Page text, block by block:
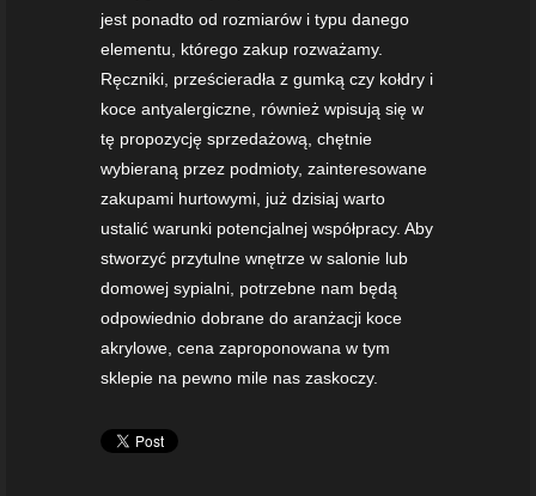
jest ponadto od rozmiarów i typu danego
elementu, którego zakup rozważamy.
Ręczniki, prześcieradła z gumką czy kołdry i
koce antyalergiczne, również wpisują się w
tę propozycję sprzedażową, chętnie
wybieraną przez podmioty, zainteresowane
zakupami hurtowymi, już dzisiaj warto
ustalić warunki potencjalnej współpracy. Aby
stworzyć przytulne wnętrze w salonie lub
domowej sypialni, potrzebne nam będą
odpowiednio dobrane do aranżacji koce
akrylowe, cena zaproponowana w tym
sklepie na pewno mile nas zaskoczy.